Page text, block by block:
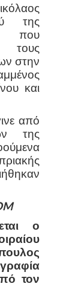
της
που
στην
και
από
της
ο
τον